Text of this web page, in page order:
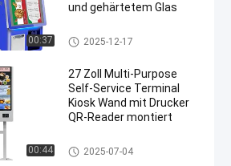
00:37
und gehärtetem Glas
Touchscreen-Kiosk
2025-12-17
00:44
27 Zoll Multi-Purpose
Self-Service Terminal
Kiosk Wand mit Drucker
QR-Reader montiert
Selbstzahlungskiosk
2025-07-04